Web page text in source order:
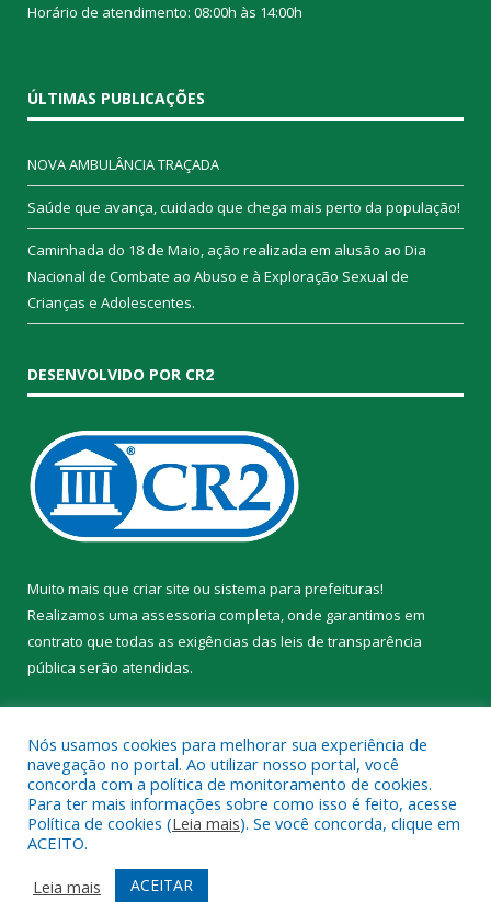
Horário de atendimento: 08:00h às 14:00h
ÚLTIMAS PUBLICAÇÕES
NOVA AMBULÂNCIA TRAÇADA
Saúde que avança, cuidado que chega mais perto da população!
Caminhada do 18 de Maio, ação realizada em alusão ao Dia
Nacional de Combate ao Abuso e à Exploração Sexual de
Crianças e Adolescentes.
DESENVOLVIDO POR CR2
Muito mais que criar site ou sistema para prefeituras!
Realizamos uma assessoria completa, onde garantimos em
contrato que todas as exigências das leis de transparência
pública serão atendidas.
Todos os direitos reservados a Prefeitura Municipal de Trairão.
Mapa do Site
Acessar Área Administrativa
Nós usamos cookies para melhorar sua experiência de
navegação no portal. Ao utilizar nosso portal, você
concorda com a política de monitoramento de cookies.
Para ter mais informações sobre como isso é feito, acesse
Política de cookies (Leia mais). Se você concorda, clique em
ACEITO.
Leia mais
ACEITAR